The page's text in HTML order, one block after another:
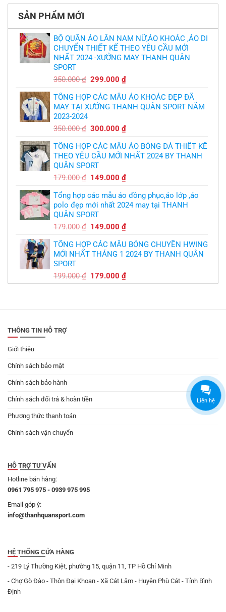
tại
TPHCM
Hag
lại
trích
cầu
thủ,
thừa
nhận
sự
thật
chát
bầy
quỷ
nhỏ
luận
Thiết
và
in
áo
bóng
chuyền
theo
,thiết
free
SẢN PHẨM MỚI
BỘ QUẦN ÁO LÂN NAM NỮ,ÁO KHOÁC ,ÁO DI
CHUYỂN THIẾT KẾ THEO YÊU CẦU MỚI
NHẤT 2024 -XƯỞNG MAY THANH QUÂN
SPORT
350.000₫ Giá
là:
350.000 ₫.
299.000₫Giá
tại
là:
TỔNG HỢP CÁC MẪU ÁO KHOÁC ĐẸP ĐÃ
MAY TẠI XƯỞNG THANH QUÂN SPORT NĂM
2023-2024
350.000₫ Giá
là:
350.000 ₫.
300.000₫Giá
tại
là:
TỔNG HỢP CÁC MẪU ÁO BÓNG ĐÁ THIẾT KẾ
THEO YÊU CẦU MỚI NHẤT 2024 BY THANH
QUÂN SPORT
179.000₫ Giá
là:
179.000 ₫.
149.000₫Giá
tại
là:
Tổng hợp các mẫu áo đồng phục,áo lớp ,áo
polo đẹp mới nhất 2024 may tại THANH
QUÂN SPORT
179.000₫ Giá
là:
179.000 ₫.
149.000₫Giá
tại
là:
TỔNG HỢP CÁC MẪU BÓNG CHUYỀN HWING
MỚI NHẤT THÁNG 1 2024 BY THANH QUÂN
SPORT
199.000₫ Giá
gốc
179.000₫Giá
hiện
THÔNG TIN HỖ TRỢ
Giới thiệu
Chính sách bảo mật
Chính sách bảo hành
Chính sách đổi trả & hoàn tiền
Phương thức thanh toán
Chính sách vận chuyển
HỖ TRỢ TƯ VẤN
Hotline bán hàng:
0961 795 975 - 0939 975 995
Email góp ý:
info@thanhquansport.com
HỆ THỐNG CỬA HÀNG
- 219 Lý Thường Kiệt, phường 15, quận 11, TP Hồ Chí Minh
- Chợ Gò Đào - Thôn Đại Khoan - Xã Cát Lâm - Huyện Phù Cát - Tỉnh Bình
Định
Liên hệ